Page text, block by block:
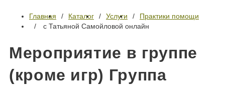
Главная Каталог Услуги
Практики помощи
с Татьяной Самойловой онлайн
Мероприятие в группе
(кроме игр) Группа